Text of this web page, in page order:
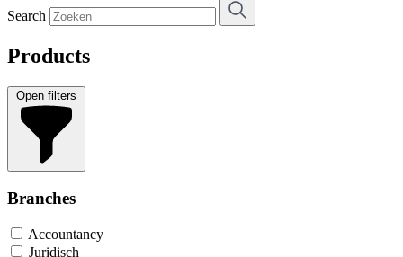
Search
Products
Open filters
Branches
Accountancy
Juridisch